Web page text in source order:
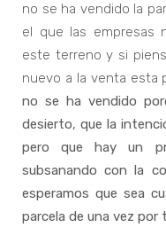
no se ha vendido la
el que las empresas
este terreno y si
nuevo a la venta esta
no se ha vendido
desierto, que la
pero que hay un
subsanando con la
esperamos que sea
parcela de una vez por